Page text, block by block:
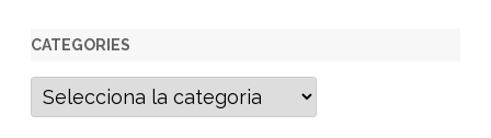
CATEGORIES
C
t